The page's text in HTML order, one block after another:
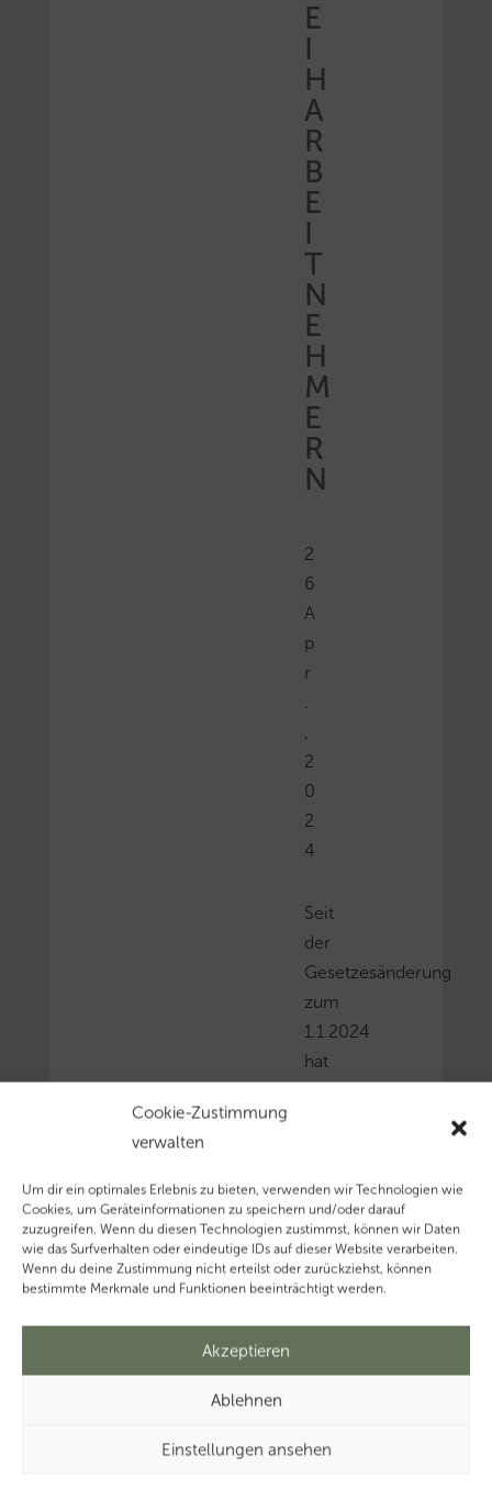
Cookie-Zustimmung
verwalten
Um dir ein optimales Erlebnis zu bieten, verwenden wir Technologien wie
Cookies, um Geräteinformationen zu speichern und/oder darauf
zuzugreifen. Wenn du diesen Technologien zustimmst, können wir Daten
wie das Surfverhalten oder eindeutige IDs auf dieser Website verarbeiten.
Wenn du deine Zustimmung nicht erteilst oder zurückziehst, können
bestimmte Merkmale und Funktionen beeinträchtigt werden.
Akzeptieren
Ablehnen
Einstellungen ansehen
E
I
H
A
R
B
E
I
T
N
E
H
M
E
R
N
2
6
A
p
r
2
0
2
4
Seit
der
Gesetzesänderung
zum
1.1.2024
hat
zwei
Entscheidungen
veröffentlicht,
welche
sich
mit
ersten